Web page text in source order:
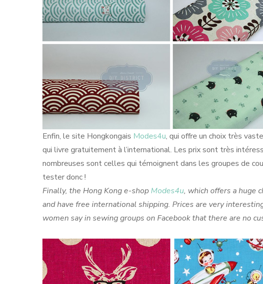
Enfin, le site Hongkongais Modes4u, qui offre un choix très
qui livre gratuitement à l’international. Les prix sont très
nombreuses sont celles qui témoignent dans les groupes de
tester donc !
Finally, the Hong Kong e-shop Modes4u, which offers a huge
and have free international shipping. Prices are very
women say in sewing groups on Facebook that there are no